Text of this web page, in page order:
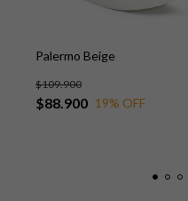
Palermo Beige
$88.900
$109.900
19% OFF